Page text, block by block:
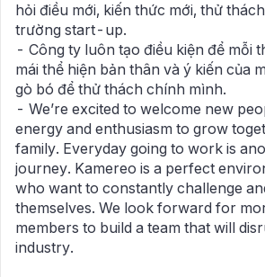
hỏi điều mới, kiến thức mới, thử
trường start-up.
- Công ty luôn tạo điều kiện để mỗi
mái thể hiện bản thân và ý kiến của
gò bó để thử thách chính mình.
- We’re excited to welcome new
energy and enthusiasm to grow
family. Everyday going to work is
journey. Kamereo is a perfect
who want to constantly challenge
themselves. We look forward for
members to build a team that will
industry.